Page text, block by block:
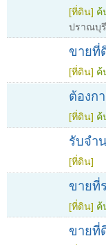
[ที่ดิน] ค้
ปราณบุรี
ขายที่
[ที่ดิน] ค้
ต้องก
[ที่ดิน] ค้
รับจำ
[ที่ดิน]
ขายที่
[ที่ดิน] ค้
ขายที่